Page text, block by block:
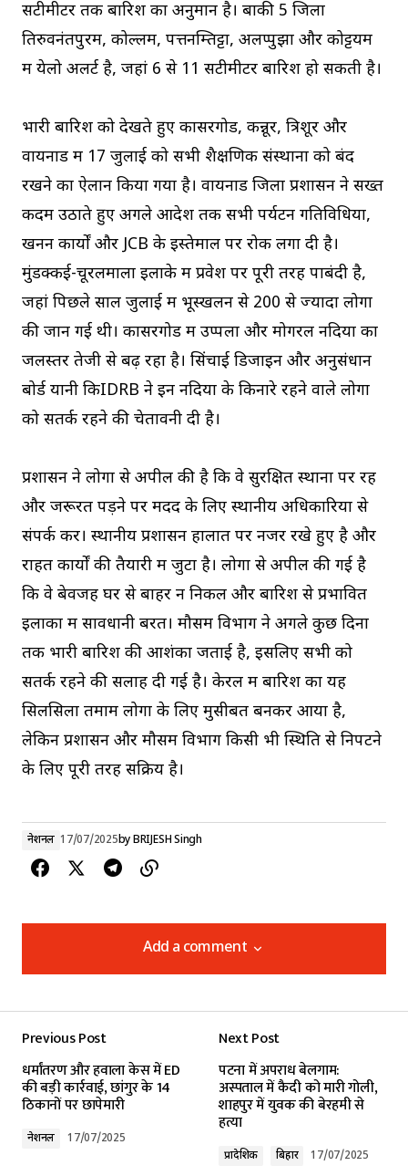
सेंटीमीटर तक बारिश का अनुमान है। बाकी 5 जिलों
तिरुवनंतपुरम, कोल्लम, पत्तनम्तिट्टा, अलप्पुझा और कोट्टयम
में येलो अलर्ट है, जहां 6 से 11 सेंटीमीटर बारिश हो सकती है।
भारी बारिश को देखते हुए कासरगोड, कन्नूर, त्रिशूर और
वायनाड में 17 जुलाई को सभी शैक्षणिक संस्थानों को बंद
रखने का ऐलान किया गया है। वायनाड जिला प्रशासन ने सख्त
कदम उठाते हुए अगले आदेश तक सभी पर्यटन गतिविधियों,
खनन कार्यों और JCB के इस्तेमाल पर रोक लगा दी है।
मुंडक्कई-चूरलमाला इलाके में प्रवेश पर पूरी तरह पाबंदी है,
जहां पिछले साल जुलाई में भूस्खलन से 200 से ज्यादा लोगों
की जान गई थी। कासरगोड में उप्पला और मोगरल नदियों का
जलस्तर तेजी से बढ़ रहा है। सिंचाई डिजाइन और अनुसंधान
बोर्ड यानी किIDRB ने इन नदियों के किनारे रहने वाले लोगों
को सतर्क रहने की चेतावनी दी है।
प्रशासन ने लोगों से अपील की है कि वे सुरक्षित स्थानों पर रहें
और जरूरत पड़ने पर मदद के लिए स्थानीय अधिकारियों से
संपर्क करें। स्थानीय प्रशासन हालात पर नजर रखे हुए है और
राहत कार्यों की तैयारी में जुटा है। लोगों से अपील की गई है
कि वे बेवजह घर से बाहर न निकलें और बारिश से प्रभावित
इलाकों में सावधानी बरतें। मौसम विभाग ने अगले कुछ दिनों
तक भारी बारिश की आशंका जताई है, इसलिए सभी को
सतर्क रहने की सलाह दी गई है। केरल में बारिश का यह
सिलसिला तमाम लोगों के लिए मुसीबत बनकर आया है,
लेकिन प्रशासन और मौसम विभाग किसी भी स्थिति से निपटने
के लिए पूरी तरह सक्रिय है।
नेशनल 17/07/2025byBRIJESH Singh
Add a comment
Add a comment
Required fields are marked*
Previous Post
धर्मांतरण और हवाला केस में ED
की बड़ी कार्रवाई, छांगुर के 14
ठिकानों पर छापेमारी
नेशनल 17/07/2025
Next Post
पटना में अपराध बेलगाम:
अस्पताल में कैदी को मारी गोली,
शाहपुर में युवक की बेरहमी से
हत्या
प्रादेशिक बिहार 17/07/2025